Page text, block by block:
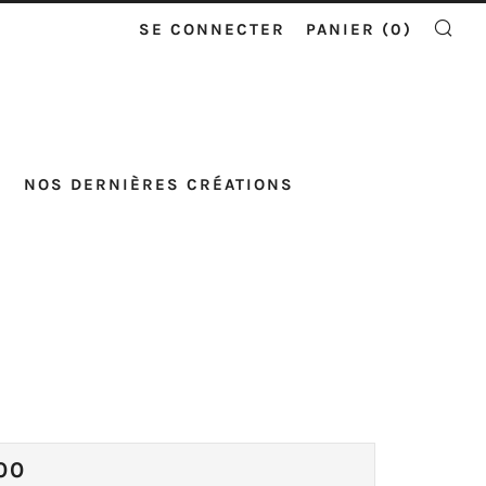
NOS DERNIÈRES CRÉATIONS
SE CONNECTER PANIER (0)